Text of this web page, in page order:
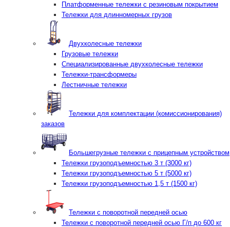
Платформенные тележки с резиновым покрытием
Тележки для длинномерных грузов
Двухколесные тележки
Грузовые тележки
Специализированные двухколесные тележки
Тележки-трансформеры
Лестничные тележки
Тележки для комплектации (комиссионирования)
заказов
Большегрузные тележки с прицепным устройством
Тележки грузоподъемностью 3 т (3000 кг)
Тележки грузоподъемностью 5 т (5000 кг)
Тележки грузоподъемностью 1,5 т (1500 кг)
Тележки с поворотной передней осью
Тележки с поворотной передней осью Г/п до 600 кг